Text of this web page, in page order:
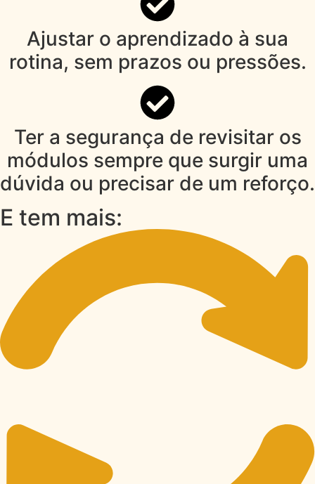
Ajustar o aprendizado à sua
rotina, sem prazos ou pressões.
Ter a segurança de revisitar os
módulos sempre que surgir uma
dúvida ou precisar de um reforço.
E tem mais: